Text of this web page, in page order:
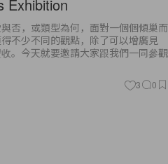
Exhibition
否，或類型為何，面對一個個傾巢而
不少不同的觀點，除了可以增廣見
。今天就要邀請大家跟我們一同參觀
3 0